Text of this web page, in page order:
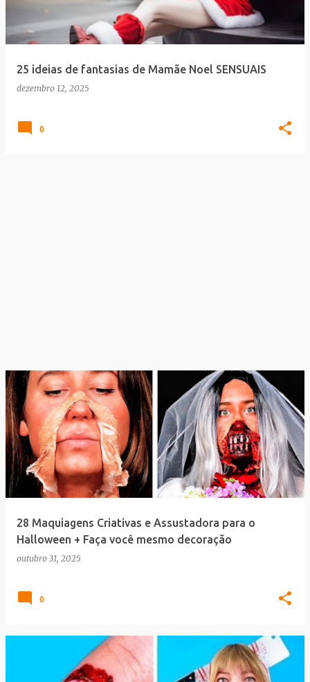
g
25 ideias de fantasias de Mamãe Noel SENSUAIS
dezembro 12, 2025
0
28 Maquiagens Criativas e Assustadora para o
Halloween + Faça você mesmo decoração
outubro 31, 2025
0